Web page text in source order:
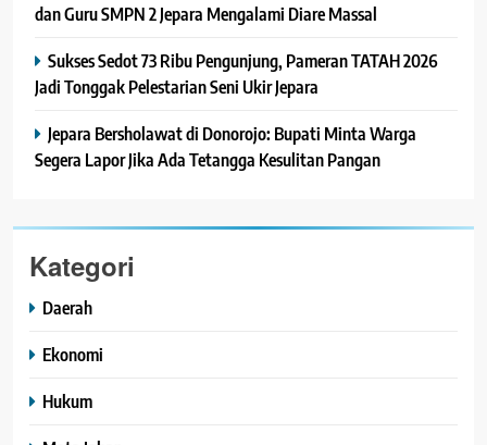
dan Guru SMPN 2 Jepara Mengalami Diare Massal
Sukses Sedot 73 Ribu Pengunjung, Pameran TATAH 2026
Jadi Tonggak Pelestarian Seni Ukir Jepara
Jepara Bersholawat di Donorojo: Bupati Minta Warga
Segera Lapor Jika Ada Tetangga Kesulitan Pangan
Kategori
Daerah
Ekonomi
Hukum